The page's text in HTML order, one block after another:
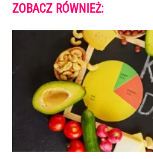
ZOBACZ RÓWNIEŻ: